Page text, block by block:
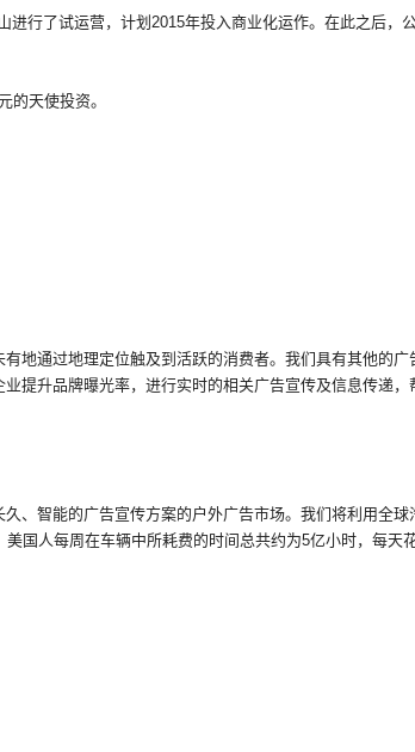
行了试运营，计划2015年投入商业化运作。在此之后，
的天使投资。
地通过地理定位触及到活跃的消费者。我们具有其他的
提升品牌曝光率，进行实时的相关广告宣传及信息传递
、智能的广告宣传方案的户外广告市场。我们将利用全
国人每周在车辆中所耗费的时间总共约为5亿小时，每天